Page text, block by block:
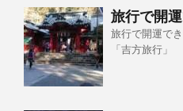
旅行で開
旅行で開運で
「吉方旅行」